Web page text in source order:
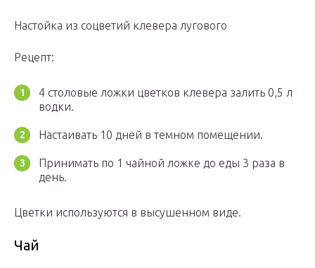
Настойка из соцветий клевера лугового
Рецепт:
4 столовые ложки цветков клевера залить 0,5 л
водки.
Настаивать 10 дней в темном помещении.
Принимать по 1 чайной ложке до еды 3 раза в
день.
Цветки используются в высушенном виде.
Чай